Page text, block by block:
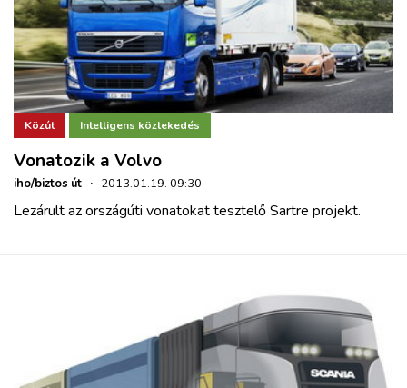
Közút Intelligens közlekedés
Vonatozik a Volvo
iho/biztos út · 2013.01.19. 09:30
Lezárult az országúti vonatokat tesztelő Sartre projekt.